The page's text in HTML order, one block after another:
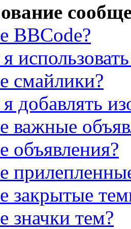
BBCode?
смайлики?
добавлять
важные
объявления?
закрытые
значки тем?